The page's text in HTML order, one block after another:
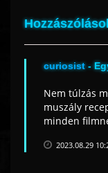
curiosist-
Nem túlzás
muszály
minden
2023.08.29